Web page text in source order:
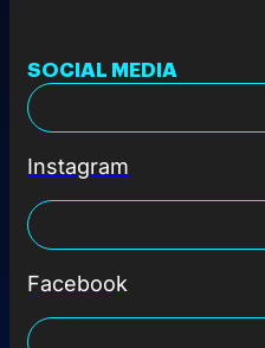
SOCIAL MEDIA
Instagram
Facebook